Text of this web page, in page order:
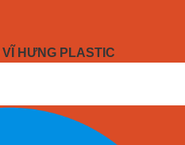
VĨ HƯNG PLASTIC